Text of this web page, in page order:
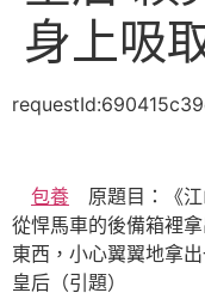
身上吸
包養 原題目：《江
從悍馬車的後備箱裡
東西，小心翼翼地拿
皇后（引題）